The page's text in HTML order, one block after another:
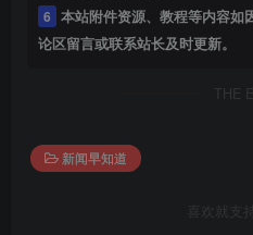
6 本站附件资源、教程等内容如
论区留言或联系站长及时更新。
THE
新闻早知道
喜欢就支